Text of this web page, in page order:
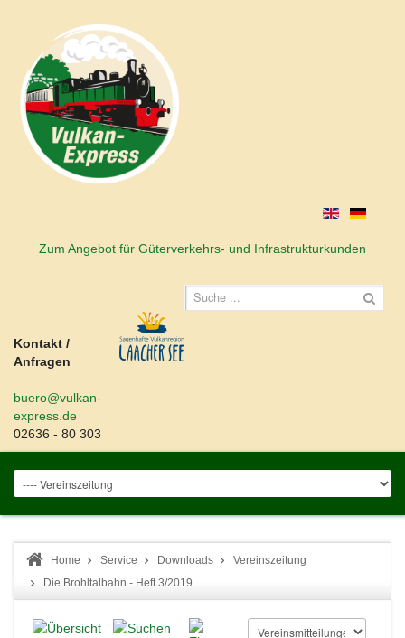
Zum Angebot für Güterverkehrs- und Infrastrukturkunden
Kontakt /
Anfragen
buero@vulkan-
express.de
02636 - 80 303
Home Service Downloads
Vereinszeitung
Die Brohltalbahn - Heft 3/2019